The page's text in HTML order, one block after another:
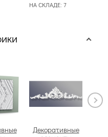
НА СКЛАДЕ: 7
Декоративные